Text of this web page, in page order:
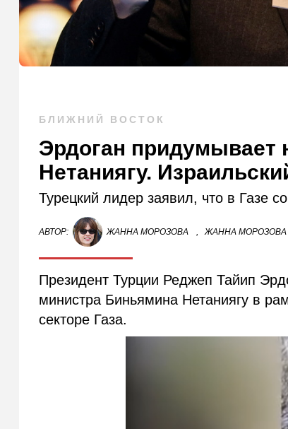
БЛИЖНИЙ ВОСТОК
Эрдоган придумывает
Нетаниягу.
Турецкий лидер заявил, что в Газе
АВТОР: ЖАННА МОРОЗОВА , ЖАННА МОРОЗОВА
Президент Турции Реджеп Тайип
министра Биньямина Нетаниягу в
секторе Газа.